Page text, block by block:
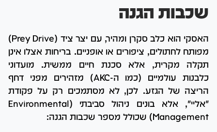
שכבות הגנה
האסקי הוא כלב סקרן ומהיר, עם יצר ציד (Prey Drive)
מפותח לחתולים, ציפורים או אופניים. בריחות אצלו אינן
תקלה מקרית, אלא סכנת חיים ממשית. מועדוני
כלבנות עולמיים (כמו ה-AKC) מזהירים מפני דחף
הריצה של הגזע. לכן, לא מסתמכים רק על פקודת
"אליי", אלא בונים ניהול סביבתי (Environmental
Management) שכולל מספר שכבות הגנה: